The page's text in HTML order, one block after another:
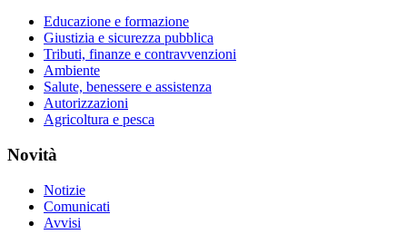
Educazione e formazione
Giustizia e sicurezza pubblica
Tributi, finanze e contravvenzioni
Ambiente
Salute, benessere e assistenza
Autorizzazioni
Agricoltura e pesca
Novità
Notizie
Comunicati
Avvisi